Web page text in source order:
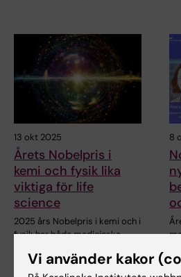
13 okt 2025
Årets Nobelpris i
kemi och fysik lika
viktiga för life
science
2025 års Nobelpris i kemi och i
fysik har båda medicinska
8
Vi använder kakor